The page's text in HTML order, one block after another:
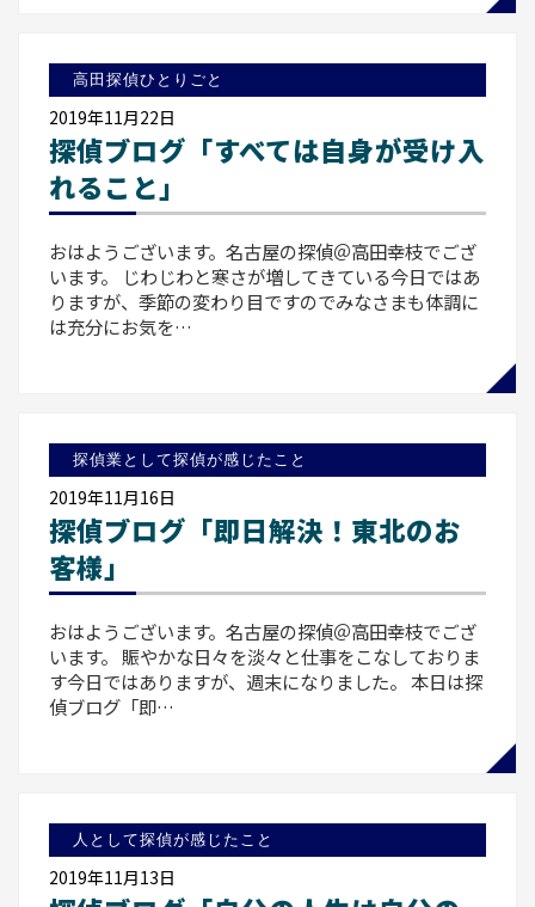
高田探偵ひとりごと
2019年11月22日
探偵ブログ「すべては自身が受け入
れること」
おはようございます。名古屋の探偵＠高田幸枝でござ
います。 じわじわと寒さが増してきている今日ではあ
りますが、季節の変わり目ですのでみなさまも体調に
は充分にお気を…
探偵業として探偵が感じたこと
2019年11月16日
探偵ブログ「即日解決！東北のお
客様」
おはようございます。名古屋の探偵＠高田幸枝でござ
います。 賑やかな日々を淡々と仕事をこなしておりま
す今日ではありますが、週末になりました。 本日は探
偵ブログ「即…
人として探偵が感じたこと
2019年11月13日